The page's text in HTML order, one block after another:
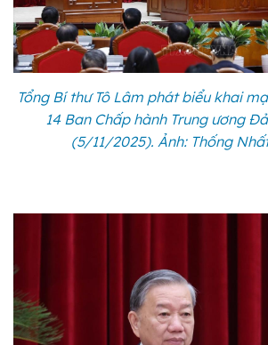
Tổng Bí thư Tô Lâm phát biểu khai
14 Ban Chấp hành Trung ương
(5/11/2025). Ảnh: Thống